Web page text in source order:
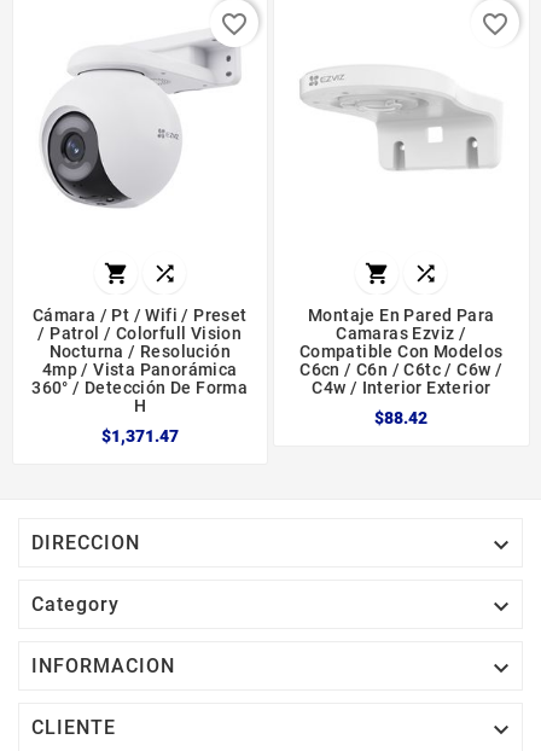
 
Cámara / Pt / Wifi / Preset
/ Patrol / Colorfull Vision
Nocturna / Resolución
4mp / Vista Panorámica
360° / Detección De Forma
H
$1,371.47
favorite_border
 
Montaje En Pared Para
Camaras Ezviz /
Compatible Con Modelos
C6cn / C6n / C6tc / C6w /
C4w / Interior Exterior
$88.42
favorite_border
DIRECCION 
Category 
INFORMACION 
CLIENTE 